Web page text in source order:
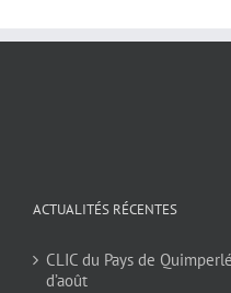
ACTUALITÉS RÉCENTES
CLIC du Pays de
d’août